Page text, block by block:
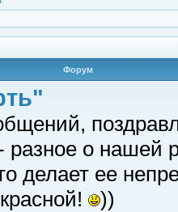
Форум
о нашей
делает ее
))